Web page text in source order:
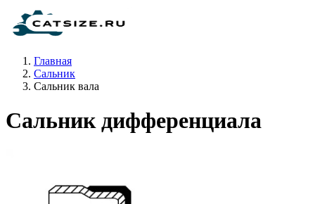
Главная
Сальник
Сальник вала
Сальник дифференциала